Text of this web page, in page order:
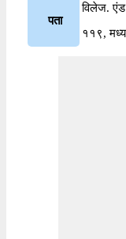
पता
विलेज. एंड
११९,